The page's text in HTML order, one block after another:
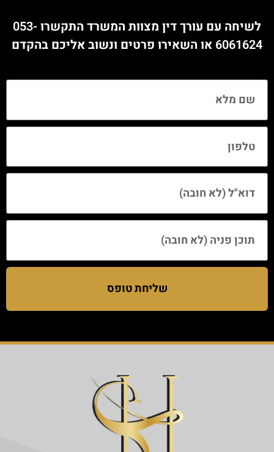
לשיחה עם עורך דין מצוות המשרד התקשרו053-
6061624 או השאירו פרטים ונשוב אליכם בהקדם
שליחת טופס